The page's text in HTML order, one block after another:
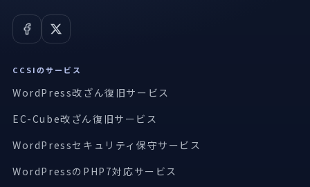
CCSIのサービス
WordPress改ざん復旧サービス
EC-Cube改ざん復旧サービス
WordPressセキュリティ保守サービス
WordPressのPHP7対応サービス